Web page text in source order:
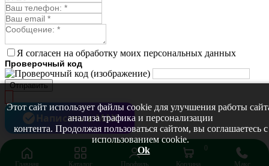
Синюха
Смесь лекарственных
Стевия
Тимьян ползучий (чабрец)
Фенхель лекарственный
Цикорий лекарственный
Череда лекарственная
Чернокорень
Шалфей
Семена ягод
Брусника
Голубика
Этот сайт использует файлы cookie для улучшения работы
анализа трафика и персонализации
контента. Продолжая пользоваться сайтом, вы соглашаетесь с
использованием cookie.
Ok
Я согласен на обработку моих персональных данных
Проверочный код
Отправить
Главная Каталог Профиль
0
Корзина
Макс
Написать в MAX